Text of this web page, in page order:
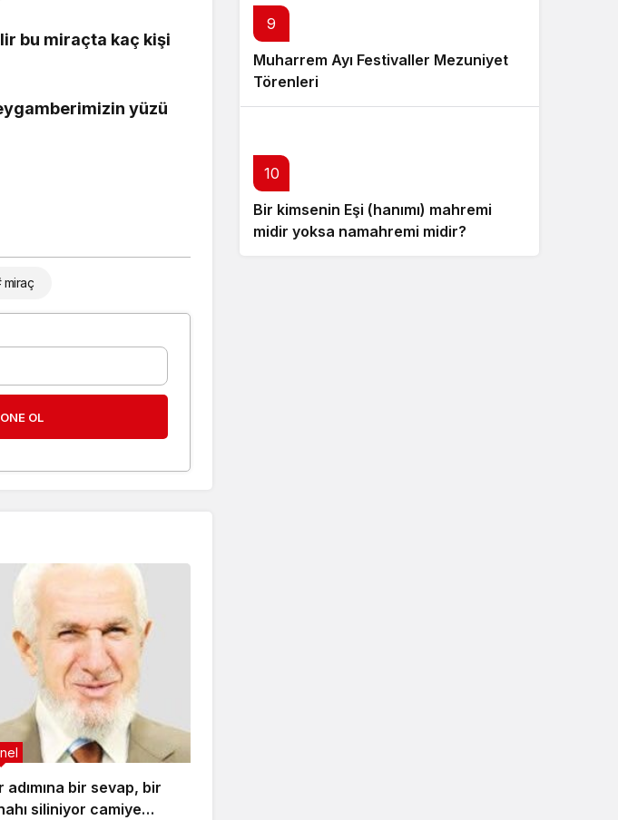
bu miraçta kaç kişi
yüzü
miraç
OL
adımına bir sevap, bir
siliniyor camiye
9
Muharrem Ayı Festivaller Mezuniyet
Törenleri
10
Bir kimsenin Eşi (hanımı) mahremi
midir yoksa namahremi midir?